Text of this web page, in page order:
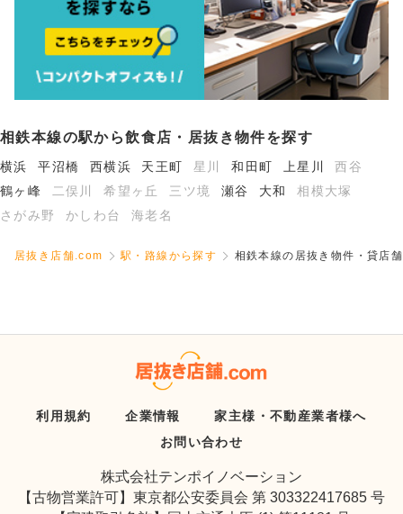
相鉄本線の駅から飲食店・居抜き物件を探す
横浜 平沼橋 西横浜 天王町 星川 和田町 上星川
西谷
鶴ヶ峰
二俣川 希望ヶ丘 三ツ境 瀬谷 大和
相模大塚
さがみ野
かしわ台 海老名
居抜き店舗.com 駅・路線から探す 相鉄本線の居抜き物件・貸店
利用規約 企業情報
家主様・不動産業者様へ
お問い合わせ
株式会社テンポイノベーション
【古物営業許可】東京都公安委員会 第 303322417685 号